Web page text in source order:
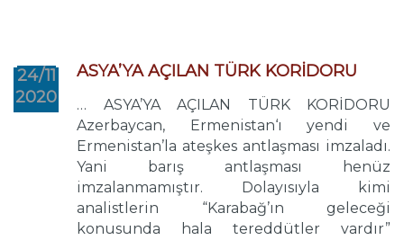
24/11
2020
ASYA’YA AÇILAN TÜRK KORİDORU
… ASYA’YA AÇILAN TÜRK KORİDORU
Azerbaycan, Ermenistan‘ı yendi ve
Ermenistan’la ateşkes antlaşması imzaladı.
Yani barış antlaşması henüz
imzalanmamıştır. Dolayısıyla kimi
analistlerin “Karabağ’ın geleceği
konusunda hala tereddütler vardır”